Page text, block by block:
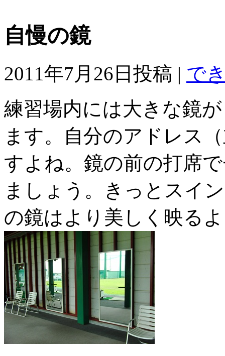
自慢の鏡
2011年7月26日投稿 | で
練習場内には大きな鏡
ます。自分のアドレス
すよね。鏡の前の打席
ましょう。きっとスイ
の鏡はより美しく映る